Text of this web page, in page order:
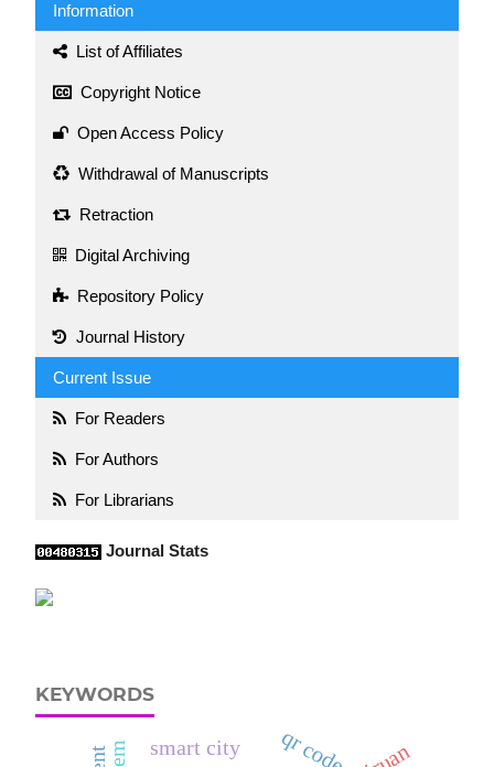
Information
List of Affiliates
Copyright Notice
Open Access Policy
Withdrawal of Manuscripts
Retraction
Digital Archiving
Repository Policy
Journal History
Current Issue
For Readers
For Authors
For Librarians
Journal Stats
KEYWORDS
qr code
smart city